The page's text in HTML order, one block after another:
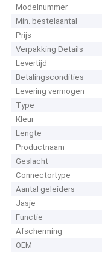
Modelnummer
Min. bestelaantal
Prijs
Verpakking Details
Levertijd
Betalingscondities
Levering vermogen
Type
Kleur
Lengte
Productnaam
Geslacht
Connectortype
Aantal geleiders
Jasje
Functie
Afscherming
OEM